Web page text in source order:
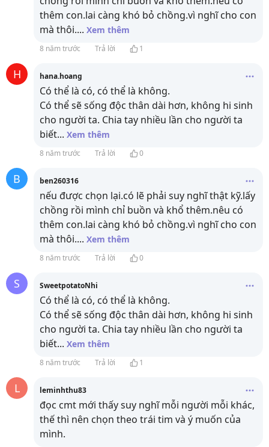
thêm con.lai càng khó bỏ chồng.vì nghĩ cho con
mà thôi.... Xem thêm
8 năm trước Trả lời 1
H hana.hoang
Có thể là có, có thể là không.
Có thể sẽ sống độc thân dài hơn, không hi sinh
cho người ta. Chia tay nhiều lần cho người ta
biết... Xem thêm
8 năm trước Trả lời 0
B ben260316
nếu được chọn lại.có lẽ phải suy nghĩ thật kỹ.lấy
chồng rồi mình chỉ buồn và khổ thêm.nêu có
thêm con.lai càng khó bỏ chồng.vì nghĩ cho con
mà thôi.... Xem thêm
8 năm trước Trả lời 0
S SweetpotatoNhi
Có thể là có, có thể là không.
Có thể sẽ sống độc thân dài hơn, không hi sinh
cho người ta. Chia tay nhiều lần cho người ta
biết... Xem thêm
8 năm trước Trả lời 1
L leminhthu83
đọc cmt mới thấy suy nghĩ mỗi người mỗi khác,
thế thì nên chọn theo trái tim và ý muốn của
mình.